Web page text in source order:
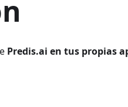
Predis.ai en tus propias